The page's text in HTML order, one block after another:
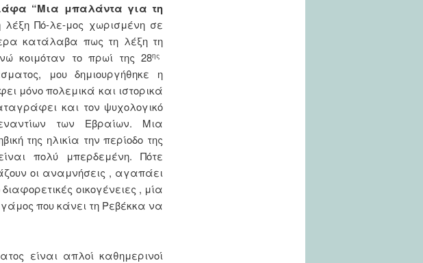
“Μια μπαλάντα για τη
Πό-λε-μος χωρισμένη σε
κατάλαβα πως τη λέξη τη
κοιμόταν το πρωί της 28ης
μου δημιουργήθηκε η
μόνο πολεμικά και ιστορικά
και τον ψυχολογικό
των Εβραίων. Μια
της ηλικία την περίοδο της
πολύ μπερδεμένη. Πότε
οι αναμνήσεις , αγαπάει
οικογένειες , μία
γάμος που κάνει τη Ρεβέκκα να
είναι απλοί καθημερινοί